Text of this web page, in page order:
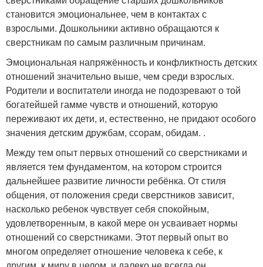
становится эмоциональнее, чем в контактах с
взрослыми. Дошкольники активно обращаются к
сверстникам по самым различным причинам.
Эмоциональная напряжённость и конфликтность детских
отношений значительно выше, чем среди взрослых.
Родители и воспитатели иногда не подозревают о той
богатейшей гамме чувств и отношений, которую
переживают их дети, и, естественно, не придают особого
значения детским дружбам, ссорам, обидам. .
Между тем опыт первых отношений со сверстниками и
является тем фундаментом, на котором строится
дальнейшее развитие личности ребёнка. От стиля
общения, от положения среди сверстников зависит,
насколько ребенок чувствует себя спокойным,
удовлетворенным, в какой мере он усваивает нормы
отношений со сверстниками. Этот первый опыт во
многом определяет отношение человека к себе, к